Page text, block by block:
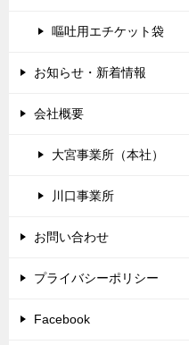
嘔吐用エチケット袋
お知らせ・新着情報
会社概要
大宮事業所（本社）
川口事業所
お問い合わせ
プライバシーポリシー
Facebook